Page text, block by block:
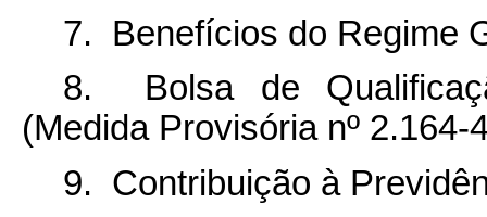
7. Benefícios do Regime
8. Bolsa de
(Medida Provisória nº 2.164-
9. Contribuição à